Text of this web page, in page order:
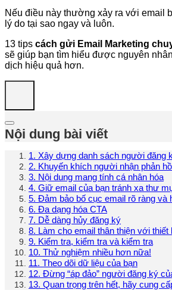
Nếu điều này thường xảy ra với email
lý do tại sao ngay và luôn.
13 tips cách gửi Email Marketing
sẽ giúp bạn tìm hiểu được nguyên
dịch hiệu quả hơn.
Nội dung bài viết
1. Xây dựng danh sách người đăng
2. Khuyến khích người nhận phản
3. Nội dung mang tính cá nhân hóa
4. Giữ email của bạn tránh xa thư
5. Đảm bảo bố cục email rõ ràng và
6. Đa dạng hóa CTA
7. Dễ dàng hủy đăng ký
8. Làm cho email thân thiện với thiết
9. Kiểm tra, kiểm tra và kiểm tra
10. Thử nghiệm nhiều hơn nữa!
11. Theo dõi dữ liệu của bạn
12. Đừng “áp đảo” người đăng ký
13. Quan trọng trên hết, hãy cung